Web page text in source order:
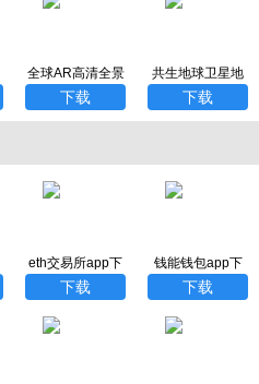
全球AR高清全景
地图手机版
下载
共生地球卫星地
图安卓版
下载
eth交易所app下
载
下载
钱能钱包app下
载
下载